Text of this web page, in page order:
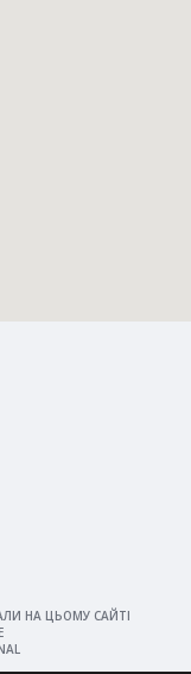
НА ЦЬОМУ САЙТІ